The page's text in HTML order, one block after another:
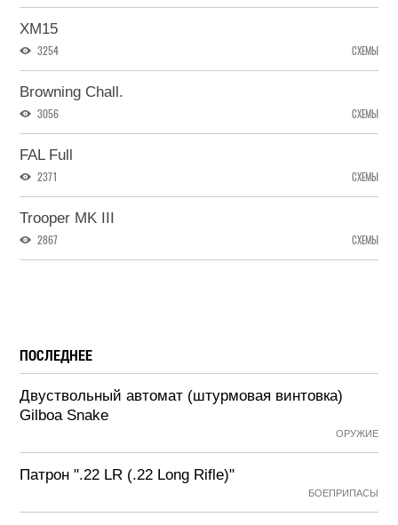
XM15
3254 СХЕМЫ
Browning Chall.
3056 СХЕМЫ
FAL Full
2371 СХЕМЫ
Trooper MK III
2867 СХЕМЫ
ПОСЛЕДНЕЕ
Двуствольный автомат (штурмовая винтовка)
Gilboa Snake
ОРУЖИЕ
Патрон ".22 LR (.22 Long Rifle)"
БОЕПРИПАСЫ